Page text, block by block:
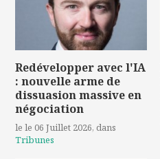
Redévelopper avec l'IA
: nouvelle arme de
dissuasion massive en
négociation
le le 06 Juillet 2026, dans
Tribunes